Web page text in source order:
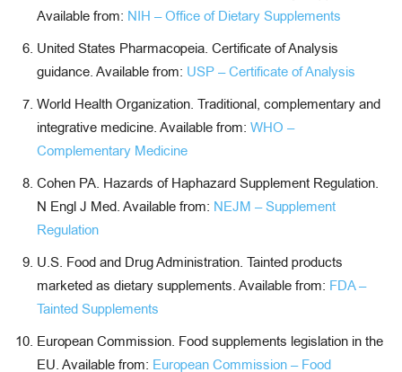
Available from: NIH – Office of Dietary Supplements
United States Pharmacopeia. Certificate of Analysis
guidance. Available from: USP – Certificate of Analysis
World Health Organization. Traditional, complementary and
integrative medicine. Available from: WHO –
Complementary Medicine
Cohen PA. Hazards of Haphazard Supplement Regulation.
N Engl J Med. Available from: NEJM – Supplement
Regulation
U.S. Food and Drug Administration. Tainted products
marketed as dietary supplements. Available from: FDA –
Tainted Supplements
European Commission. Food supplements legislation in the
EU. Available from: European Commission – Food